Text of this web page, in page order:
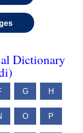
Dictionary
G H
O P